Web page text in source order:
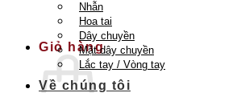
Quay trở lại cửa hàng
Giỏ hàng
Nhẫn
Hoa tai
Dây chuyền
Mặt dây chuyền
Lắc tay / Vòng tay
Về chúng tôi